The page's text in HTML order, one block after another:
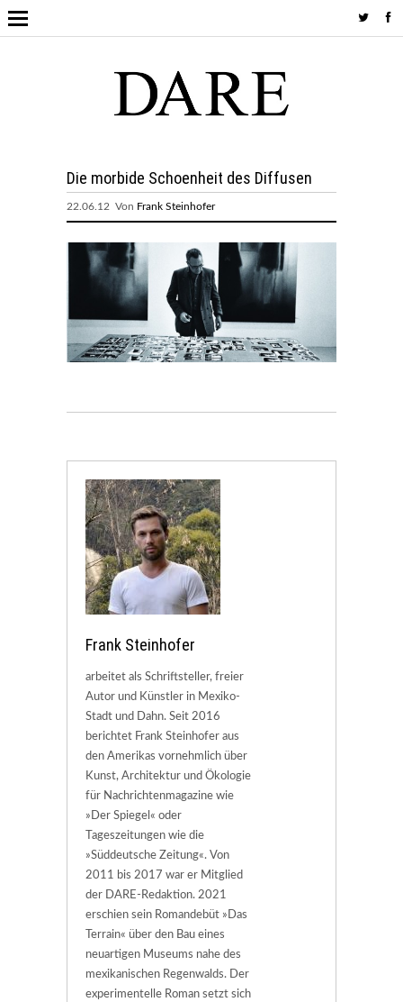
Die morbide Schoenheit des Diffusen
22.06.12 Von Frank Steinhofer
Frank Steinhofer
arbeitet als Schriftsteller, freier
Autor und Künstler in Mexiko-
Stadt und Dahn. Seit 2016
berichtet Frank Steinhofer aus
den Amerikas vornehmlich über
Kunst, Architektur und Ökologie
für Nachrichtenmagazine wie
»Der Spiegel« oder
Tageszeitungen wie die
»Süddeutsche Zeitung«. Von
2011 bis 2017 war er Mitglied
der DARE-Redaktion. 2021
erschien sein Romandebüt »Das
Terrain« über den Bau eines
neuartigen Museums nahe des
mexikanischen Regenwalds. Der
experimentelle Roman setzt sich